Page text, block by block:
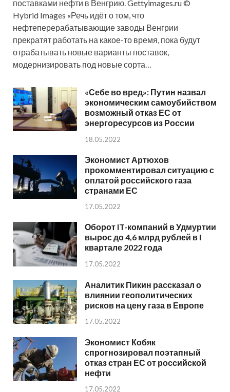
поставками нефти в Венгрию. Gettyimages.ru ©
Hybrid Images «Речь идёт о том, что
нефтеперерабатывающие заводы Венгрии
прекратят работать на какое-то время, пока будут
отрабатывать новые варианты поставок,
модернизировать под новые сорта…
«Себе во вред»: Путин назвал
экономическим самоубийством
возможный отказ ЕС от
энергоресурсов из России
18.05.2022
Экономист Артюхов
прокомментировал ситуацию с
оплатой российского газа
странами ЕС
17.05.2022
Оборот IT-компаний в Удмуртии
вырос до 4,6 млрд рублей в I
квартале 2022 года
17.05.2022
Аналитик Пикин рассказал о
влиянии геополитических
рисков на цену газа в Европе
17.05.2022
Экономист Кобяк
спрогнозировал поэтапный
отказ стран ЕС от российской
нефти
17.05.2022